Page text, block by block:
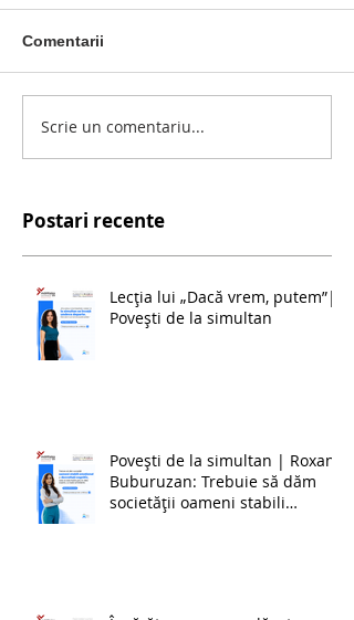
Comentarii
Scrie un comentariu...
Postari recente
Lecția lui „Dacă vrem, putem”|
Povești de la simultan
Povești de la simultan | Roxana
Buburuzan: Trebuie să dăm
societății oameni stabili